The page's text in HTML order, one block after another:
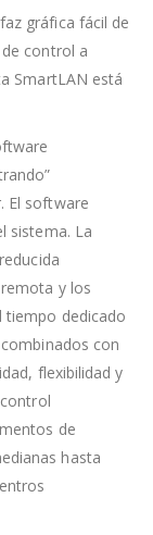
gráfica fácil de
control a
SmartLAN está
El software
sistema. La
y los
tiempo dedicado
con
flexibilidad y
de
hasta